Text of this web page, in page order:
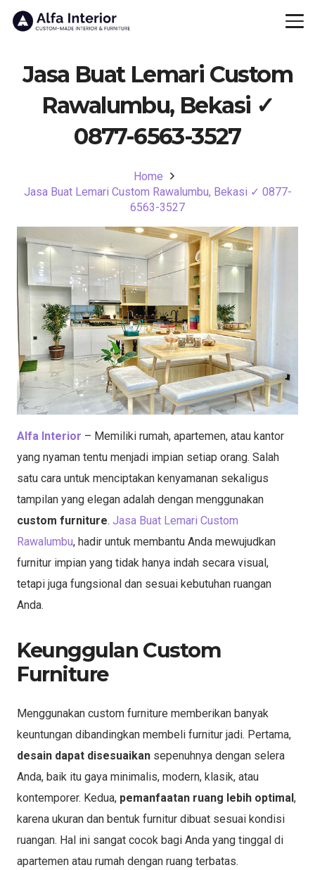
Jasa Buat Lemari Custom
Rawalumbu, Bekasi ✓
0877-6563-3527
Home
Jasa Buat Lemari Custom Rawalumbu, Bekasi ✓ 0877-
6563-3527
Alfa Interior – Memiliki rumah, apartemen, atau kantor
yang nyaman tentu menjadi impian setiap orang. Salah
satu cara untuk menciptakan kenyamanan sekaligus
tampilan yang elegan adalah dengan menggunakan
custom furniture. Jasa Buat Lemari Custom
Rawalumbu, hadir untuk membantu Anda mewujudkan
furnitur impian yang tidak hanya indah secara visual,
tetapi juga fungsional dan sesuai kebutuhan ruangan
Anda.
Keunggulan Custom
Furniture
Menggunakan custom furniture memberikan banyak
keuntungan dibandingkan membeli furnitur jadi. Pertama,
desain dapat disesuaikan sepenuhnya dengan selera
Anda, baik itu gaya minimalis, modern, klasik, atau
kontemporer. Kedua, pemanfaatan ruang lebih optimal,
karena ukuran dan bentuk furnitur dibuat sesuai kondisi
ruangan. Hal ini sangat cocok bagi Anda yang tinggal di
apartemen atau rumah dengan ruang terbatas.